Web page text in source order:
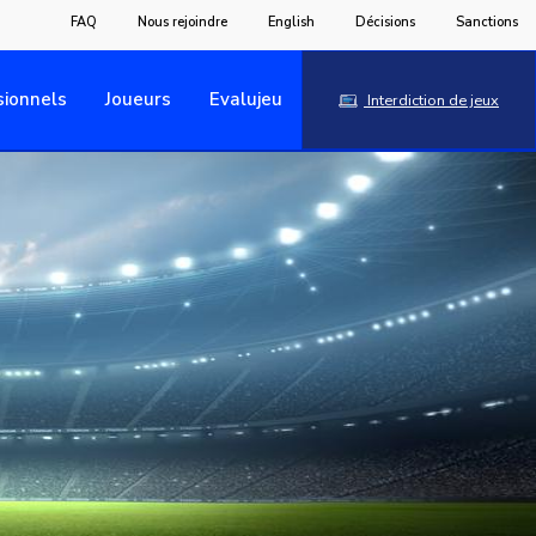
FAQ Nous rejoindre English Décisions Sanctions
Joueurs Evalujeu Interdiction de jeux